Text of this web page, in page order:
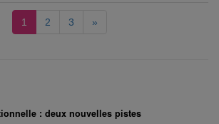
1 2 3 »
: deux nouvelles pistes